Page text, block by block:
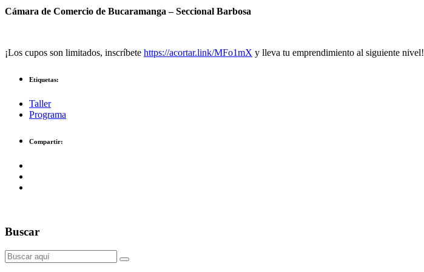
Cámara de Comercio de Bucaramanga – Seccional Barbosa
¡Los cupos son limitados, inscríbete https://acortar.link/MFo1mX y lleva tu emprendimiento al siguiente nivel!
Etiquetas:
Taller
Programa
Compartir:
Buscar